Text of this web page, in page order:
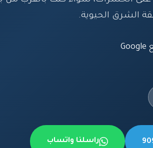
الشرق الحيوية.
راسلنا واتساب